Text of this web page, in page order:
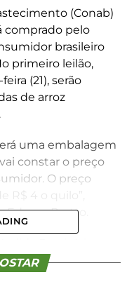
(Conab)
comprado pelo
brasileiro
primeiro leilão,
(21), serão
de arroz
uma embalagem
constar o preço
O preço
Edegar Pretto.
feita por meio de